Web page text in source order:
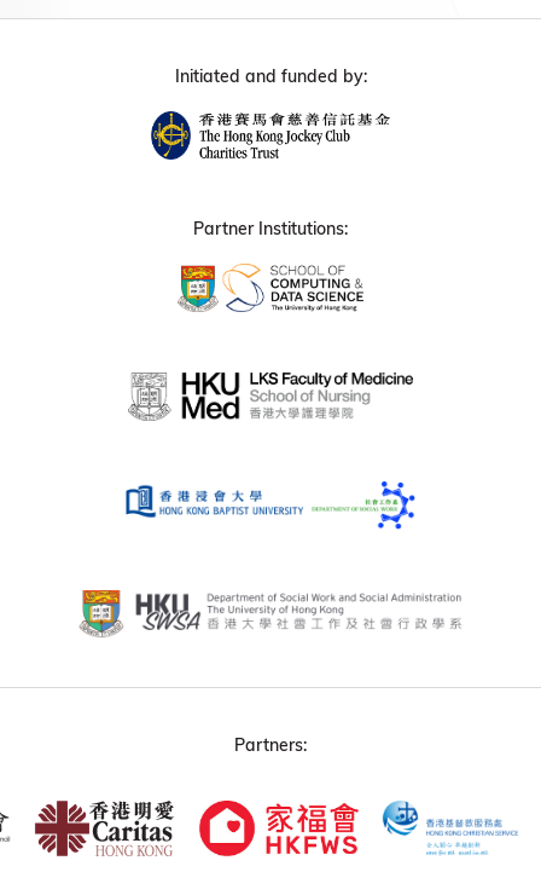
Initiated and funded by:
Partner Institutions:
Partners: